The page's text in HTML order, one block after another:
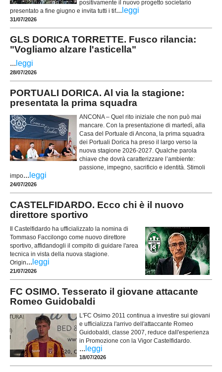
positivamente il nuovo progetto societario
presentato a fine giugno e invita tutti i tif... leggi
31/07/2026
GLS DORICA TORRETTE. Fusco rilancia:
"Vogliamo alzare l'asticella"
... leggi
28/07/2026
PORTUALI DORICA. Al via la stagione:
presentata la prima squadra
ANCONA – Quel rito iniziale che non può mai
mancare. Con la presentazione di martedì, alla
Casa del Portuale di Ancona, la prima squadra
dei Portuali Dorica ha preso il largo verso la
nuova stagione 2026-2027. Qualche parola
chiave che dovrà caratterizzare l’ambiente:
passione, impegno, sacrificio e identità. Stimoli
impo... leggi
24/07/2026
CASTELFIDARDO. Ecco chi è il nuovo
direttore sportivo
Il Castelfidardo ha ufficializzato la nomina di
Tommaso Faccilongo come nuovo direttore
sportivo, affidandogli il compito di guidare l'area
tecnica in vista della nuova stagione.
Origin... leggi
21/07/2026
FC OSIMO. Tesserato il giovane attacante
Romeo Guidobaldi
L'FC Osimo 2011 continua a investire sui giovani
e ufficializza l'arrivo dell'attaccante Romeo
Guidobaldi, classe 2007, reduce dall'esperienza
in Promozione con la Vigor Castelfidardo.
... leggi
18/07/2026